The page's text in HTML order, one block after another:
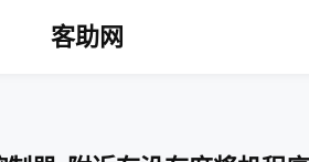
客助网